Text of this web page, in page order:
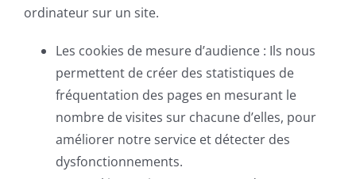
ordinateur sur un site.
Les cookies de mesure d’audience : Ils nous
permettent de créer des statistiques de
fréquentation des pages en mesurant le
nombre de visites sur chacune d’elles, pour
améliorer notre service et détecter des
dysfonctionnements.